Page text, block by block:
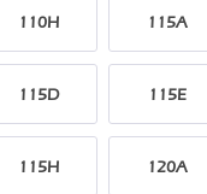
110H 115A
115D 115E
115H 120A